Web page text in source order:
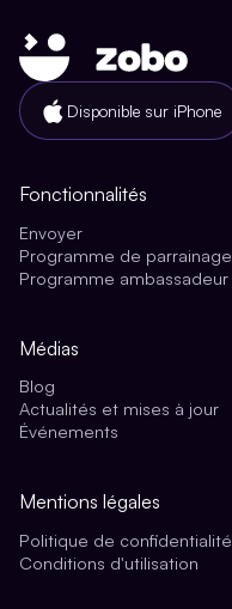
Disponible sur iPhone
Fonctionnalités
Envoyer
Programme de parrainage
Programme ambassadeur
Médias
Blog
Actualités et mises à jour
Événements
Mentions légales
Politique de confidentialité
Conditions d'utilisation